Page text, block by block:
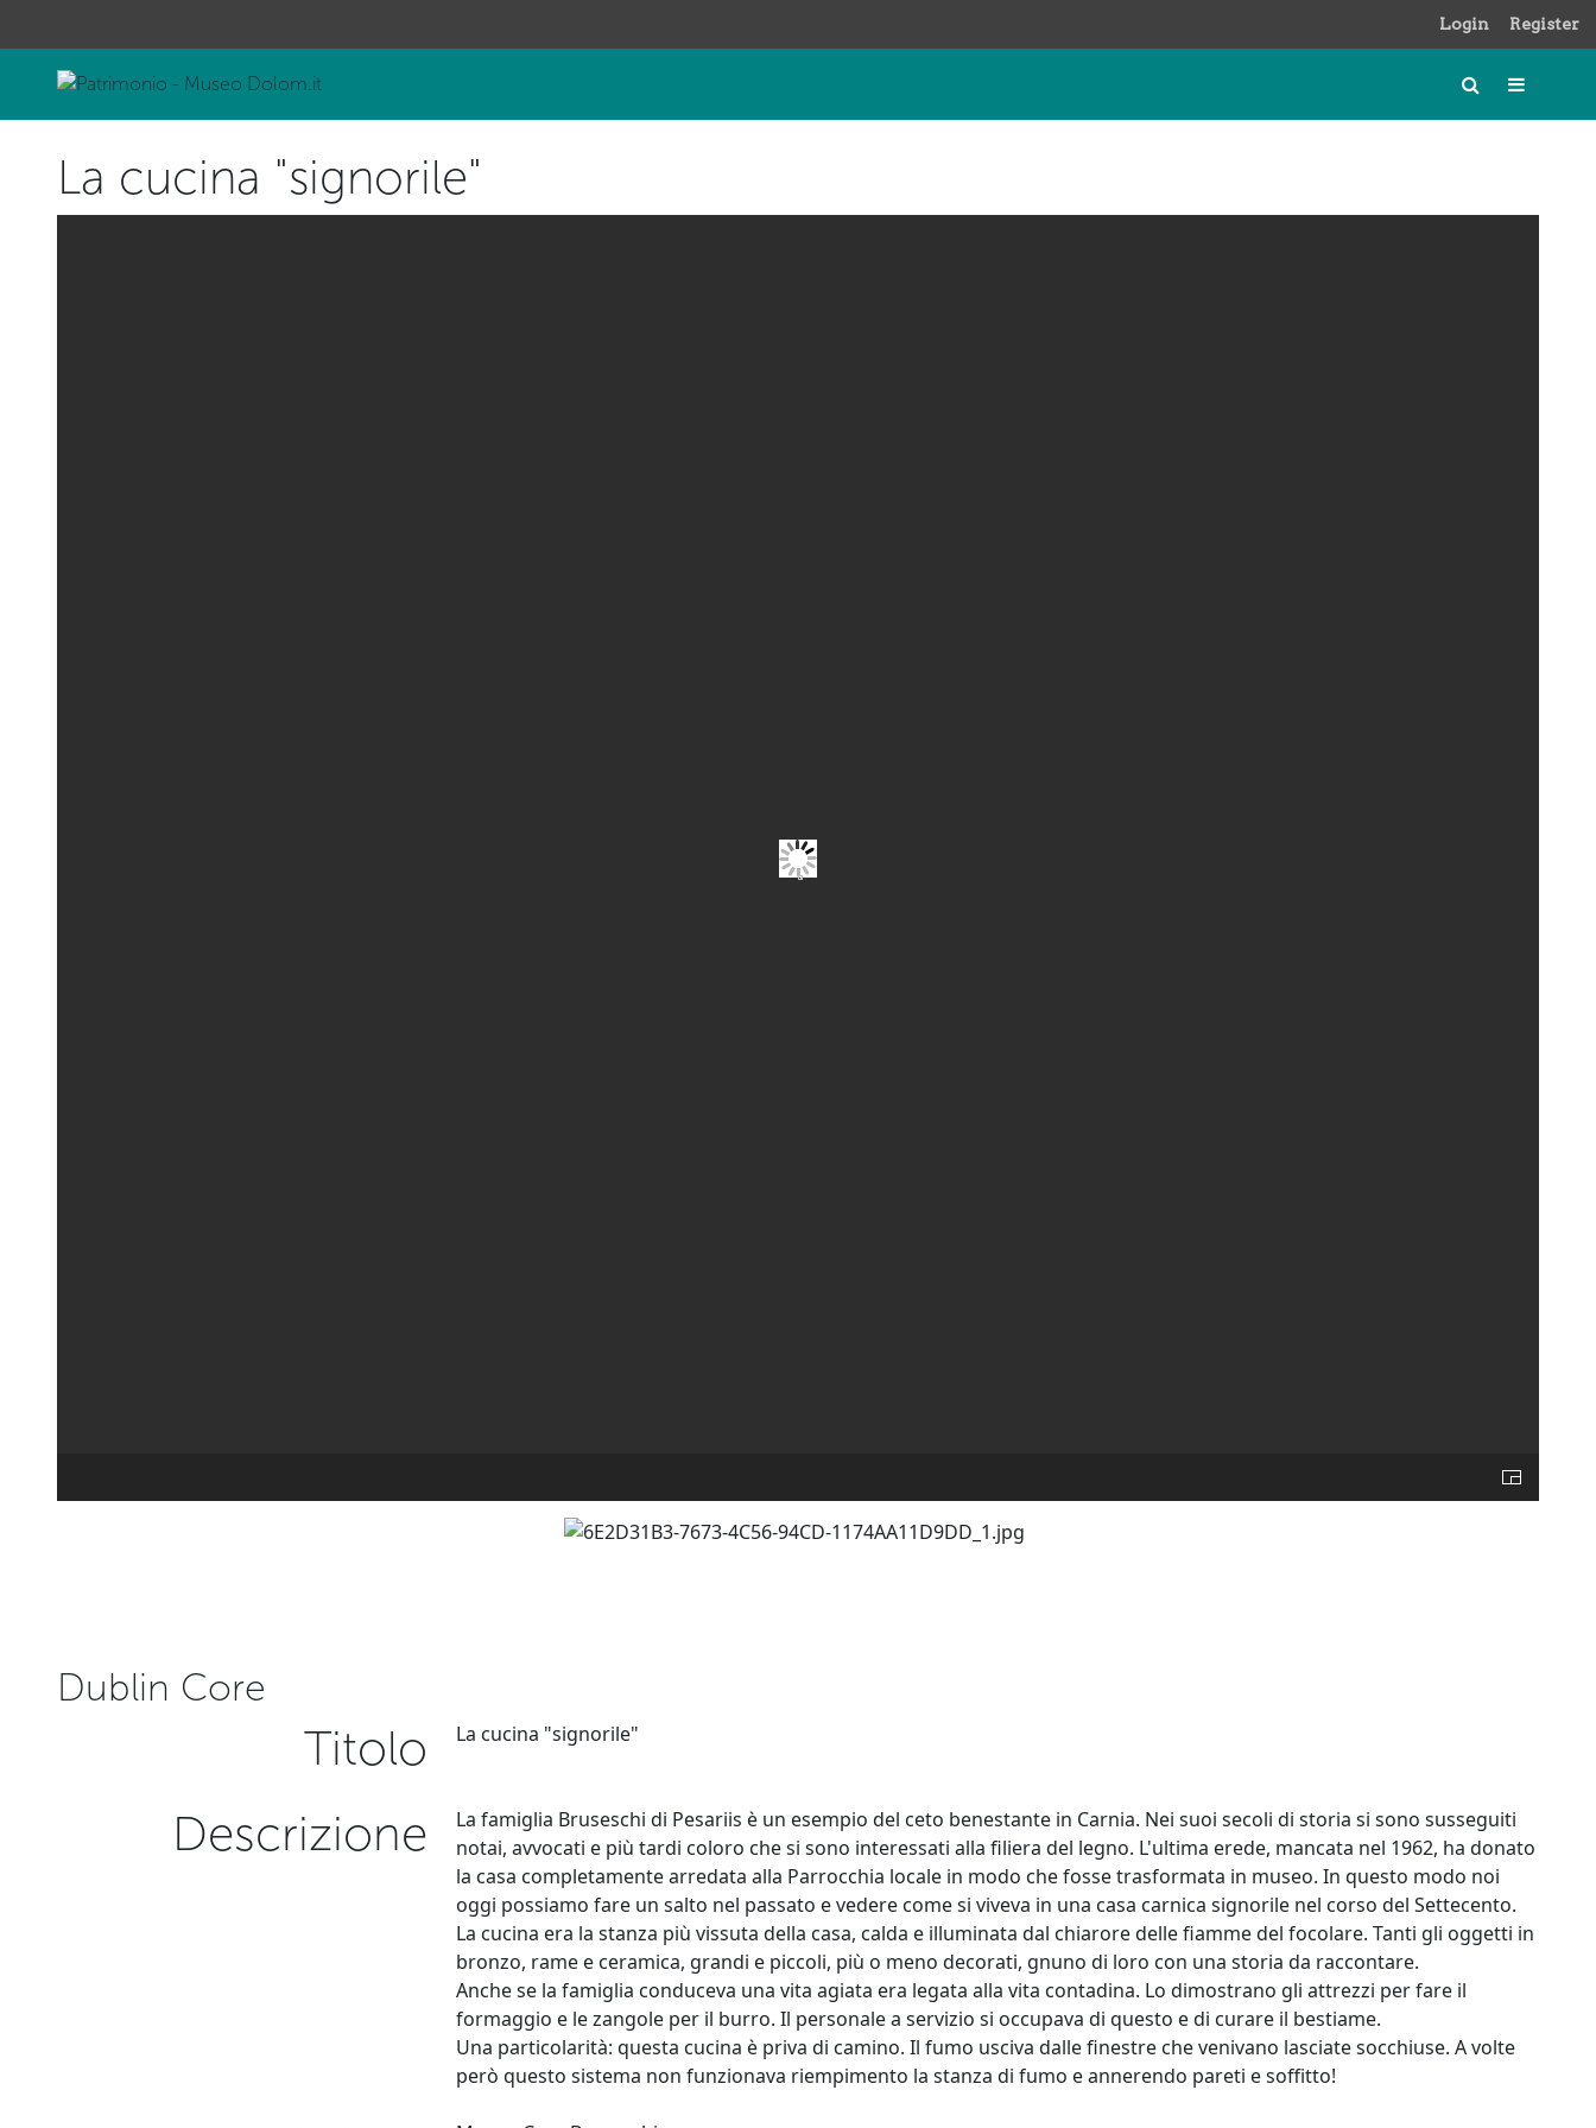
Login Register
La cucina "signorile"
Dublin Core
Titolo La cucina "signorile"
Descrizione
La famiglia Bruseschi di Pesariis è un esempio del ceto benestante in Carnia. Nei suoi secoli di storia si sono susseguiti
notai, avvocati e più tardi coloro che si sono interessati alla filiera del legno. L'ultima erede, mancata nel 1962, ha donato
la casa completamente arredata alla Parrocchia locale in modo che fosse trasformata in museo. In questo modo noi
oggi possiamo fare un salto nel passato e vedere come si viveva in una casa carnica signorile nel corso del Settecento.
La cucina era la stanza più vissuta della casa, calda e illuminata dal chiarore delle fiamme del focolare. Tanti gli oggetti in
bronzo, rame e ceramica, grandi e piccoli, più o meno decorati, gnuno di loro con una storia da raccontare.
Anche se la famiglia conduceva una vita agiata era legata alla vita contadina. Lo dimostrano gli attrezzi per fare il
formaggio e le zangole per il burro. Il personale a servizio si occupava di questo e di curare il bestiame.
Una particolarità: questa cucina è priva di camino. Il fumo usciva dalle finestre che venivano lasciate socchiuse. A volte
però questo sistema non funzionava riempimento la stanza di fumo e annerendo pareti e soffitto!